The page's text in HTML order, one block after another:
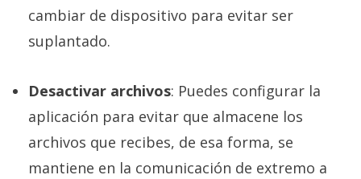
cambiar de dispositivo para evitar ser
suplantado.
Desactivar archivos: Puedes configurar la
aplicación para evitar que almacene los
archivos que recibes, de esa forma, se
mantiene en la comunicación de extremo a